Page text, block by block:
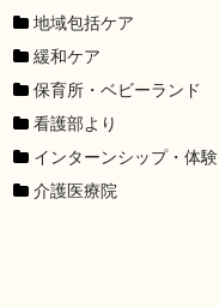
地域包括ケア
緩和ケア
保育所・ベビーランド
看護部より
インターンシップ・体験
介護医療院